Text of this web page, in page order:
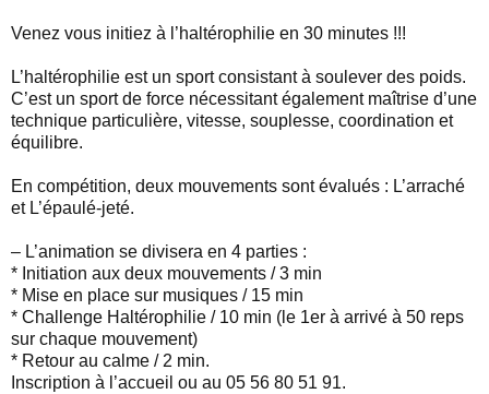
Venez vous initiez à l’haltérophilie en 30 minutes !!!
L’haltérophilie est un sport consistant à soulever des poids.
C’est un sport de force nécessitant également maîtrise d’une
technique particulière, vitesse, souplesse, coordination et
équilibre.
En compétition, deux mouvements sont évalués : L’arraché
et L’épaulé-jeté.
– L’animation se divisera en 4 parties :
* Initiation aux deux mouvements / 3 min
* Mise en place sur musiques / 15 min
* Challenge Haltérophilie / 10 min (le 1er à arrivé à 50 reps
sur chaque mouvement)
* Retour au calme / 2 min.
Inscription à l’accueil ou au 05 56 80 51 91.